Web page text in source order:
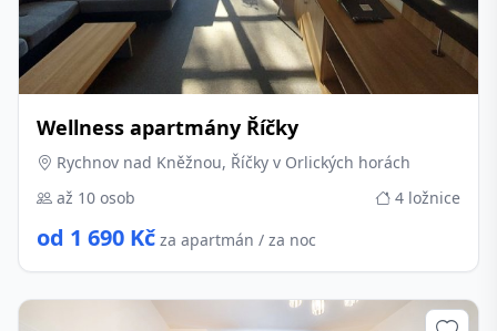
Wellness apartmány Říčky
Rychnov nad Kněžnou, Říčky v Orlických horách
až 10 osob
4 ložnice
od 1 690 Kč za apartmán / za noc